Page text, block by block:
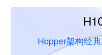
Hopper架构经